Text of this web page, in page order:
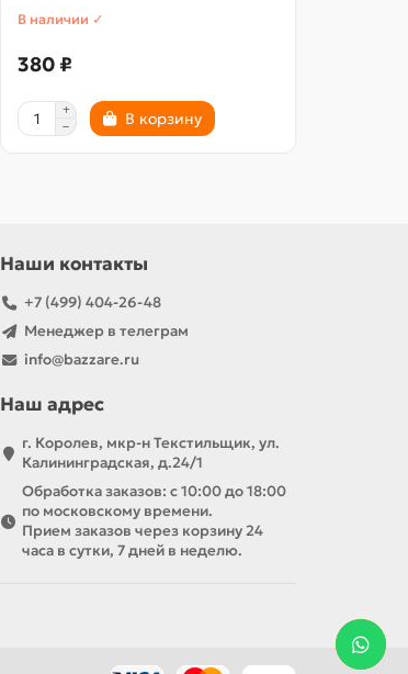
В наличии ✓
380 ₽
В корзину
Наши контакты
+7 (499) 404-26-48
Менеджер в телеграм
info@bazzare.ru
Наш адрес
г. Королев, мкр-н Текстильщик, ул.
Калининградская, д.24/1
Обработка заказов: с 10:00 до 18:00
по московскому времени.
Прием заказов через корзину 24
часа в сутки, 7 дней в неделю.